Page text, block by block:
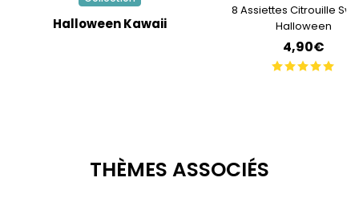
Halloween Kawaii
8 Assiettes Citrouille
Halloween
4,90€
THÈMES ASSOCIÉS